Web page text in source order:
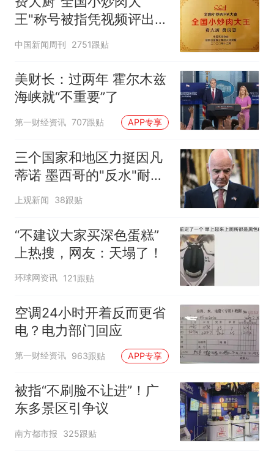
王"称号被指凭视频评出
官方回应
中国新闻周刊 2751跟贴
美财长：过两年 霍尔木兹
海峡就“不重要”了
第一财经资讯 707跟贴 APP专享
三个国家和地区力挺因凡
蒂诺 墨西哥的"反水"耐人
寻味
上观新闻 38跟贴
“不建议大家买深色蛋糕”
上热搜，网友：天塌了！
环球网资讯 121跟贴
空调24小时开着反而更省
电？电力部门回应
第一财经资讯 963跟贴 APP专享
被指“不刷脸不让进”！广
东多景区引争议
南方都市报 325跟贴